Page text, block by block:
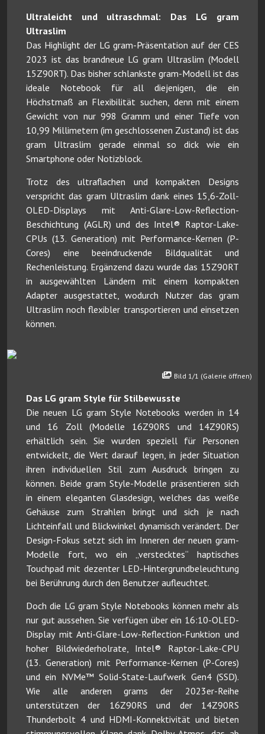
Ultraleicht und ultraschmal: Das LG gram
Ultraslim
Das Highlight der LG gram-Präsentation auf der CES
2023 ist das brandneue LG gram Ultraslim (Modell
15Z90RT). Das bisher schlankste gram-Modell ist das
ideale Notebook für all diejenigen, die ein
Höchstmaß an Flexibilität suchen, denn mit einem
Gewicht von nur 998 Gramm und einer Tiefe von
10,99 Millimetern (im geschlossenen Zustand) ist das
gram Ultraslim gerade einmal so dick wie ein
Smartphone oder Notizblock.
Trotz des ultraflachen und kompakten Designs
verspricht das gram Ultraslim dank eines 15,6-Zoll-
OLED-Displays mit Anti-Glare-Low-Reflection-
Beschichtung (AGLR) und des Intel® Raptor-Lake-
CPUs (13. Generation) mit Performance-Kernen (P-
Cores) eine beeindruckende Bildqualität und
Rechenleistung. Ergänzend dazu wurde das 15Z90RT
in ausgewählten Ländern mit einem kompakten
Adapter ausgestattet, wodurch Nutzer das gram
Ultraslim noch flexibler transportieren und einsetzen
können.
Bild 1/1 (Galerie öffnen)
Das LG gram Style für Stilbewusste
Die neuen LG gram Style Notebooks werden in 14
und 16 Zoll (Modelle 16Z90RS und 14Z90RS)
erhältlich sein. Sie wurden speziell für Personen
entwickelt, die Wert darauf legen, in jeder Situation
ihren individuellen Stil zum Ausdruck bringen zu
können. Beide gram Style-Modelle präsentieren sich
in einem eleganten Glasdesign, welches das weiße
Gehäuse zum Strahlen bringt und sich je nach
Lichteinfall und Blickwinkel dynamisch verändert. Der
Design-Fokus setzt sich im Inneren der neuen gram-
Modelle fort, wo ein „verstecktes“ haptisches
Touchpad mit dezenter LED-Hintergrundbeleuchtung
bei Berührung durch den Benutzer aufleuchtet.
Doch die LG gram Style Notebooks können mehr als
nur gut aussehen. Sie verfügen über ein 16:10-OLED-
Display mit Anti-Glare-Low-Reflection-Funktion und
hoher Bildwiederholrate, Intel® Raptor-Lake-CPU
(13. Generation) mit Performance-Kernen (P-Cores)
und ein NVMe™ Solid-State-Laufwerk Gen4 (SSD).
Wie alle anderen grams der 2023er-Reihe
unterstützen der 16Z90RS und der 14Z90RS
Thunderbolt 4 und HDMI-Konnektivität und bieten